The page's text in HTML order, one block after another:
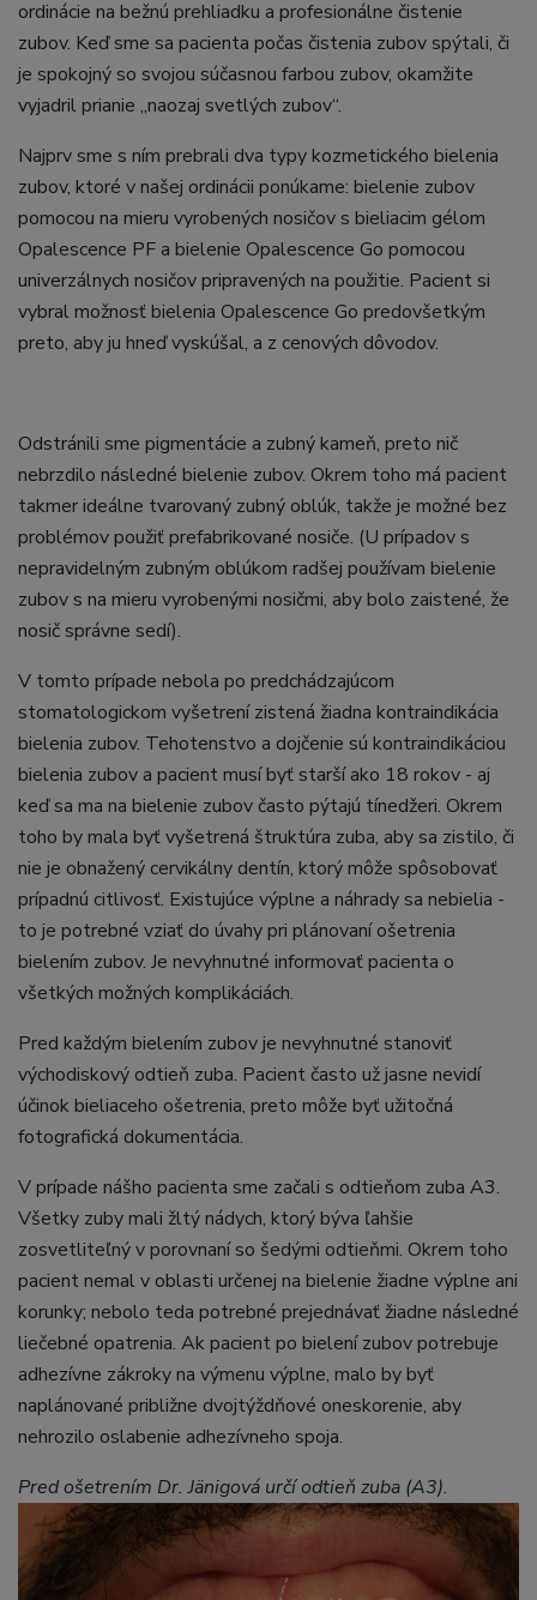
ordinácie na bežnú prehliadku a profesionálne čistenie
zubov. Keď sme sa pacienta počas čistenia zubov spýtali, či
je spokojný so svojou súčasnou farbou zubov, okamžite
vyjadril prianie „naozaj svetlých zubov“.
Najprv sme s ním prebrali dva typy kozmetického bielenia
zubov, ktoré v našej ordinácii ponúkame: bielenie zubov
pomocou na mieru vyrobených nosičov s bieliacim gélom
Opalescence PF a bielenie Opalescence Go pomocou
univerzálnych nosičov pripravených na použitie. Pacient si
vybral možnosť bielenia Opalescence Go predovšetkým
preto, aby ju hneď vyskúšal, a z cenových dôvodov.
Odstránili sme pigmentácie a zubný kameň, preto nič
nebrzdilo následné bielenie zubov. Okrem toho má pacient
takmer ideálne tvarovaný zubný oblúk, takže je možné bez
problémov použiť prefabrikované nosiče. (U prípadov s
nepravidelným zubným oblúkom radšej používam bielenie
zubov s na mieru vyrobenými nosičmi, aby bolo zaistené, že
nosič správne sedí).
V tomto prípade nebola po predchádzajúcom
stomatologickom vyšetrení zistená žiadna kontraindikácia
bielenia zubov. Tehotenstvo a dojčenie sú kontraindikáciou
bielenia zubov a pacient musí byť starší ako 18 rokov - aj
keď sa ma na bielenie zubov často pýtajú tínedžeri. Okrem
toho by mala byť vyšetrená štruktúra zuba, aby sa zistilo, či
nie je obnažený cervikálny dentín, ktorý môže spôsobovať
prípadnú citlivosť. Existujúce výplne a náhrady sa nebielia -
to je potrebné vziať do úvahy pri plánovaní ošetrenia
bielením zubov. Je nevyhnutné informovať pacienta o
všetkých možných komplikáciách.
Pred každým bielením zubov je nevyhnutné stanoviť
východiskový odtieň zuba. Pacient často už jasne nevidí
účinok bieliaceho ošetrenia, preto môže byť užitočná
fotografická dokumentácia.
V prípade nášho pacienta sme začali s odtieňom zuba A3.
Všetky zuby mali žltý nádych, ktorý býva ľahšie
zosvetliteľný v porovnaní so šedými odtieňmi. Okrem toho
pacient nemal v oblasti určenej na bielenie žiadne výplne ani
korunky; nebolo teda potrebné prejednávať žiadne následné
liečebné opatrenia. Ak pacient po bielení zubov potrebuje
adhezívne zákroky na výmenu výplne, malo by byť
naplánované približne dvojtýždňové oneskorenie, aby
nehrozilo oslabenie adhezívneho spoja.
Pred ošetrením Dr. Jänigová určí odtieň zuba (A3).